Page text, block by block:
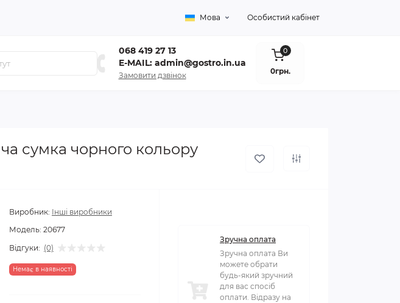
Мова Особистий кабінет
068 419 27 13
E-MAIL: admin@gostro.in.ua
Замовити дзвінок
0
0грн.
сумка чорного кольору
Виробник: Інші виробники
Модель: 20677
Відгуки: (0)
Немає в наявності
Зручна оплата
Зручна оплата Ви
можете обрати
будь-який зручний
для вас спосіб
оплати. Відразу на